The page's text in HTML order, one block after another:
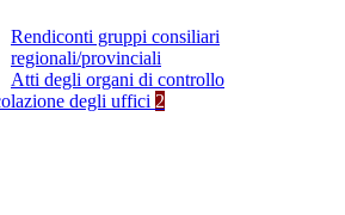
Rendiconti gruppi consiliari
regionali/provinciali
Atti degli organi di controllo
degli uffici 2